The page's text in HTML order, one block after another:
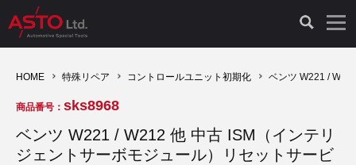
診断機（16）
キープログラマー（4）
診断テスター（10）
キープログラマー（20）
HCB TOOLS（45）
AST TOOLS（51）
オシロスコープ（2）
オシロ関連商品（9）
ドイツ車（427）
イタリア/フランス車（145）
現品修理（77）
リビルト品（58）
オシロスコープ（10）
アクセサリー（13）
HOME 特殊リペア コントロールユニット初期化 ベンツ W221 /
商品番号： sks8968
ベンツ W221 / W212 他 中古 ISM（インテリ
ジェントサーボモジュール）リセットサービ